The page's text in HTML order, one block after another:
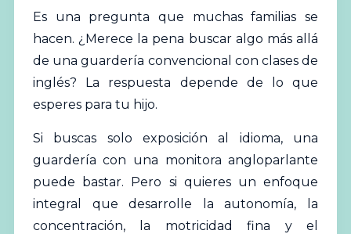
Es una pregunta que muchas familias se
hacen. ¿Merece la pena buscar algo más allá
de una guardería convencional con clases de
inglés? La respuesta depende de lo que
esperes para tu hijo.
Si buscas solo exposición al idioma, una
guardería con una monitora angloparlante
puede bastar. Pero si quieres un enfoque
integral que desarrolle la autonomía, la
concentración, la motricidad fina y el